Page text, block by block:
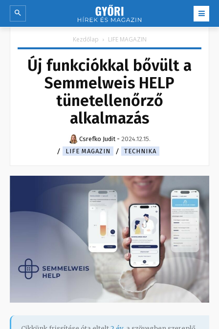
Kezdőlap LIFE MAGAZIN
Új funkciókkal bővült a
Semmelweis HELP
tünetellenőrző
alkalmazás
Csrefko Judit - 2024.12.15.
LIFE MAGAZIN
TECHNIKA